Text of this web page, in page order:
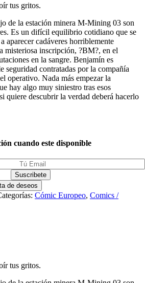
tus gritos.
de la estación minera M-Mining 03 son
Es un difícil equilibrio cotidiano que se
aparecer cadáveres horriblemente
misteriosa inscripción, ?BM?, en el
en la sangre. Benjamín es
seguridad contratadas por la compañía
operativo. Nada más empezar la
hay algo muy siniestro tras esos
quiere descubrir la verdad deberá hacerlo
cuando este disponible
de deseos
Cómic Europeo, Comics /
tus gritos.